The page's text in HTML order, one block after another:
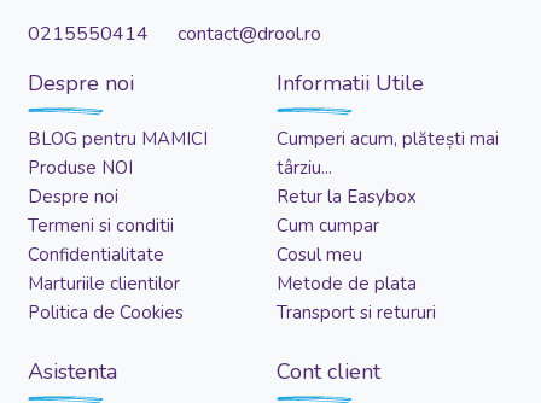
0215550414 contact@drool.ro
Despre noi
BLOG pentru MAMICI
Produse NOI
Despre noi
Termeni si conditii
Confidentialitate
Marturiile clientilor
Politica de Cookies
Informatii Utile
Cumperi acum, plătești mai
târziu...
Retur la Easybox
Cum cumpar
Cosul meu
Metode de plata
Transport si retururi
Asistenta Cont client